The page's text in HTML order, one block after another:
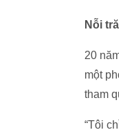
Nỗi
20
một
tham
“Tôi